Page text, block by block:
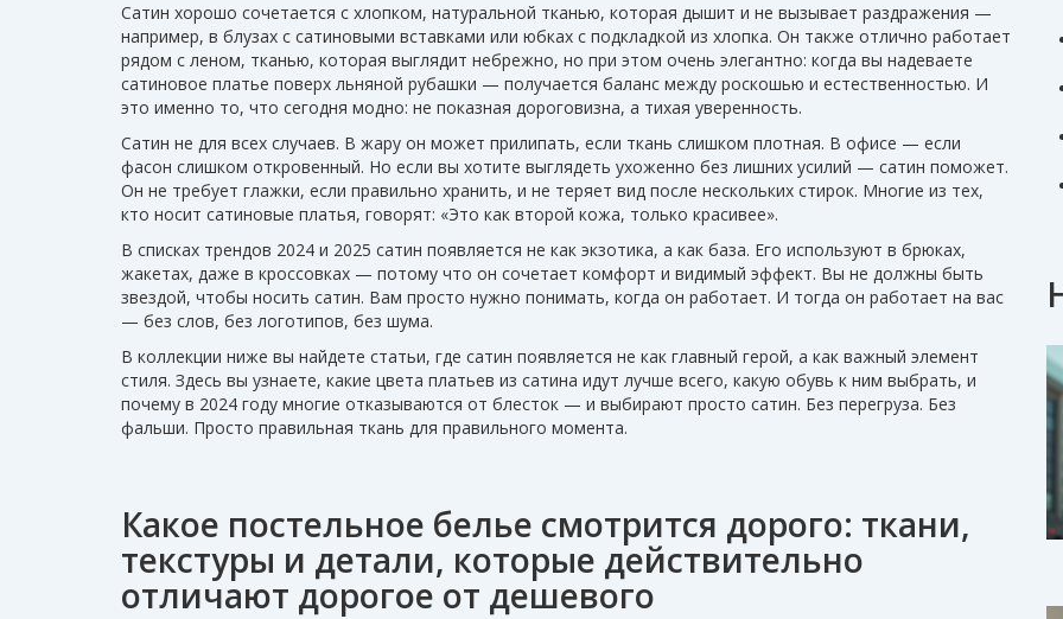
Сатин хорошо сочетается с хлопком, натуральной тканью, которая дышит и не вызывает раздражения —
например, в блузах с сатиновыми вставками или юбках с подкладкой из хлопка. Он также отлично работает
рядом с леном, тканью, которая выглядит небрежно, но при этом очень элегантно: когда вы надеваете
сатиновое платье поверх льняной рубашки — получается баланс между роскошью и естественностью. И
это именно то, что сегодня модно: не показная дороговизна, а тихая уверенность.
Сатин не для всех случаев. В жару он может прилипать, если ткань слишком плотная. В офисе — если
фасон слишком откровенный. Но если вы хотите выглядеть ухоженно без лишних усилий — сатин поможет.
Он не требует глажки, если правильно хранить, и не теряет вид после нескольких стирок. Многие из тех,
кто носит сатиновые платья, говорят: «Это как второй кожа, только красивее».
В списках трендов 2024 и 2025 сатин появляется не как экзотика, а как база. Его используют в брюках,
жакетах, даже в кроссовках — потому что он сочетает комфорт и видимый эффект. Вы не должны быть
звездой, чтобы носить сатин. Вам просто нужно понимать, когда он работает. И тогда он работает на вас
— без слов, без логотипов, без шума.
В коллекции ниже вы найдете статьи, где сатин появляется не как главный герой, а как важный элемент
стиля. Здесь вы узнаете, какие цвета платьев из сатина идут лучше всего, какую обувь к ним выбрать, и
почему в 2024 году многие отказываются от блесток — и выбирают просто сатин. Без перегруза. Без
фальши. Просто правильная ткань для правильного момента.
Какое постельное белье смотрится дорого: ткани,
текстуры и детали, которые действительно
отличают дорогое от дешевого